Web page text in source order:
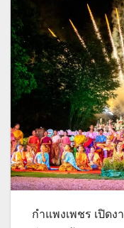
กำแพงเพชร เปิด